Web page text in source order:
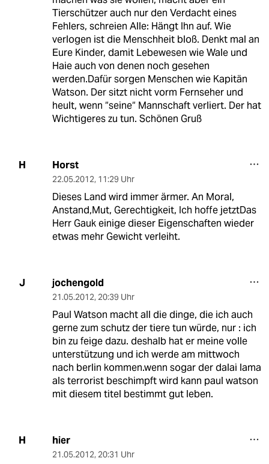
Tierschützer auch nur den Verdacht eines
Fehlers, schreien Alle: Hängt Ihn auf. Wie
verlogen ist die Menschheit bloß. Denkt mal an
Eure Kinder, damit Lebewesen wie Wale und
Haie auch von denen noch gesehen
werden.Dafür sorgen Menschen wie Kapitän
Watson. Der sitzt nicht vorm Fernseher und
heult, wenn “seine“ Mannschaft verliert. Der hat
Wichtigeres zu tun. Schönen Gruß
H Horst
22.05.2012, 11:29 Uhr
Dieses Land wird immer ärmer. An Moral,
Anstand,Mut, Gerechtigkeit, Ich hoffe jetztDas
Herr Gauk einige dieser Eigenschaften wieder
etwas mehr Gewicht verleiht.
J jochengold
21.05.2012, 20:39 Uhr
Paul Watson macht all die dinge, die ich auch
gerne zum schutz der tiere tun würde, nur : ich
bin zu feige dazu. deshalb hat er meine volle
unterstützung und ich werde am mittwoch
nach berlin kommen.wenn sogar der dalai lama
als terrorist beschimpft wird kann paul watson
mit diesem titel bestimmt gut leben.
H hier
21.05.2012, 20:31 Uhr